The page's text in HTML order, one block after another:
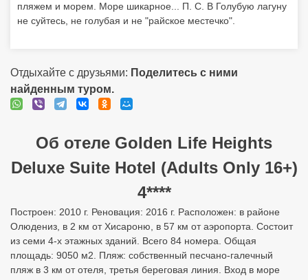
пляжем и морем. Море шикарное... П. С. В Голубую лагуну
не суйтесь, не голубая и не "райское местечко".
Отдыхайте с друзьями: Поделитесь с ними
найденным туром.
Об отеле Golden Life Heights
Deluxe Suite Hotel (Adults Only 16+)
4****
Построен: 2010 г. Реновация: 2016 г. Расположен: в районе
Олюдениз, в 2 км от Хисароню, в 57 км от аэропорта. Состоит
из семи 4-х этажных зданий. Всего 84 номера. Общая
площадь: 9050 м2. Пляж: собственный песчано-галечный
пляж в 3 км от отеля, третья береговая линия. Вход в море